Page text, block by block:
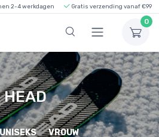
2-4 werkdagen Gratis verzending vanaf €99
0
HEAD
VROUW